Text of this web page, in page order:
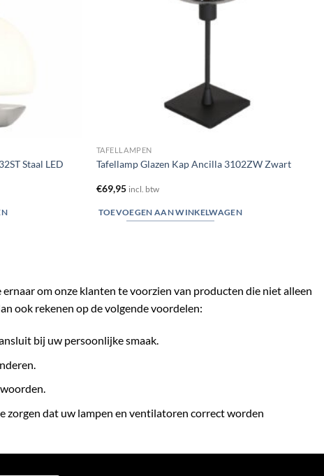
Staal LED
TAFELLAMPEN
Tafellamp Glazen Kap Ancilla 3102ZW Zwart
€69,95 incl. btw
TOEVOEGEN AAN WINKELWAGEN
om onze klanten te voorzien van producten die niet alleen
ook rekenen op de volgende voordelen:
bij uw persoonlijke smaak.
zorgen dat uw lampen en ventilatoren correct worden